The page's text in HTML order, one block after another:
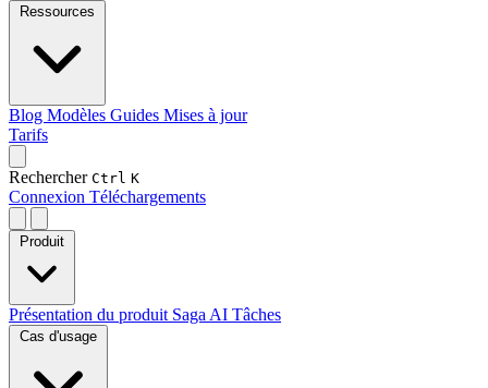
Blog Modèles Guides Mises à jour
Tarifs
Rechercher Ctrl K
Connexion Téléchargements
Présentation du produit Saga AI Tâches